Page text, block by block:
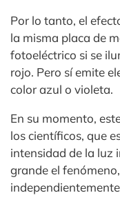
Por lo tanto, el
la misma placa de
fotoeléctrico si se
rojo. Pero sí emite
color azul o violeta.
En su momento,
los científicos, que
intensidad de la luz
grande el